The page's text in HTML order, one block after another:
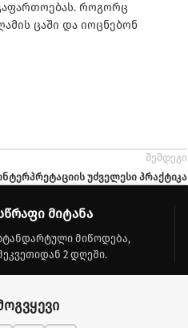
როგორც
ცაში და იოცნებონ
შემდეგი
უძველესი პრაქტიკა
მიტანა
მიწოდება,
2 დღეში.